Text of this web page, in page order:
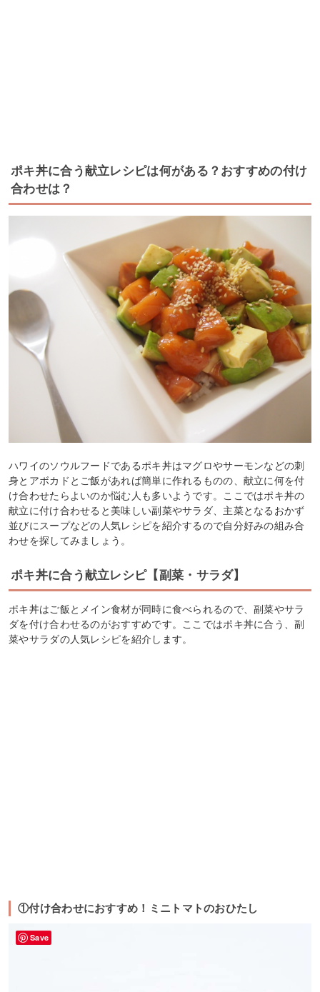
ポキ丼に合う献立レシピは何がある？おすすめの付け
合わせは？
ハワイのソウルフードであるポキ丼はマグロやサーモンなどの刺
身とアボカドとご飯があれば簡単に作れるものの、献立に何を付
け合わせたらよいのか悩む人も多いようです。ここではポキ丼の
献立に付け合わせると美味しい副菜やサラダ、主菜となるおかず
並びにスープなどの人気レシピを紹介するので自分好みの組み合
わせを探してみましょう。
ポキ丼に合う献立レシピ【副菜・サラダ】
ポキ丼はご飯とメイン食材が同時に食べられるので、副菜やサラ
ダを付け合わせるのがおすすめです。ここではポキ丼に合う、副
菜やサラダの人気レシピを紹介します。
①付け合わせにおすすめ！ミニトマトのおひたし
Save